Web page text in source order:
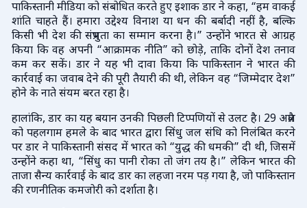
पाकिस्तानी मीडिया को संबोधित करते हुए इशाक डार ने कहा, “हम वाकई
शांति चाहते हैं। हमारा उद्देश्य विनाश या धन की बर्बादी नहीं है, बल्कि
किसी भी देश की संप्रभुता का सम्मान करना है।” उन्होंने भारत से आग्रह
किया कि वह अपनी “आक्रामक नीति” को छोड़े, ताकि दोनों देश तनाव
कम कर सकें। डार ने यह भी दावा किया कि पाकिस्तान ने भारत की
कार्रवाई का जवाब देने की पूरी तैयारी की थी, लेकिन वह “जिम्मेदार देश”
होने के नाते संयम बरत रहा है।
हालांकि, डार का यह बयान उनकी पिछली टिप्पणियों से उलट है। 29 अप्रैल
को पहलगाम हमले के बाद भारत द्वारा सिंधु जल संधि को निलंबित करने
पर डार ने पाकिस्तानी संसद में भारत को “युद्ध की धमकी” दी थी, जिसमें
उन्होंने कहा था, “सिंधु का पानी रोका तो जंग तय है।” लेकिन भारत की
ताजा सैन्य कार्रवाई के बाद डार का लहजा नरम पड़ गया है, जो पाकिस्तान
की रणनीतिक कमजोरी को दर्शाता है।